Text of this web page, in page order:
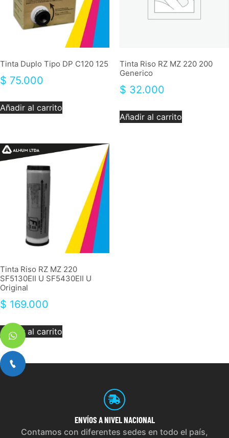
Tinta Duplo Tipo DP C120 125
$ 75.000
Añadir al carrito
Tinta Riso RZ MZ 220 200
Generico
$ 32.000
Añadir al carrito
Tinta Riso RZ MZ 220
SF5130EII U SF5430EII U
Original
$ 169.000
Añadir al carrito
ENVÍOS A NIVEL NACIONAL
Contamos con diferentes sedes en todo el país,